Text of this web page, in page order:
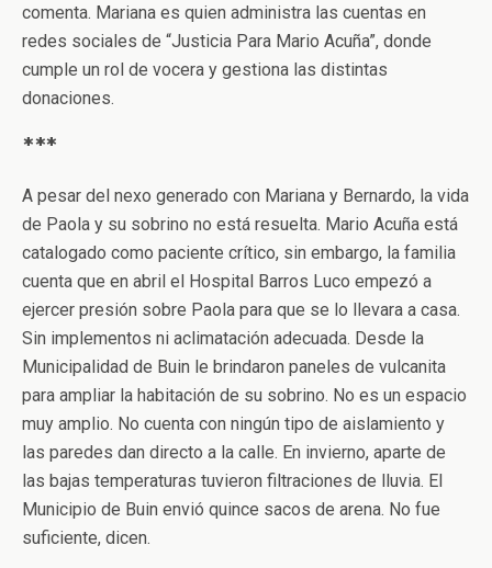
comenta. Mariana es quien administra las cuentas en
redes sociales de “Justicia Para Mario Acuña”, donde
cumple un rol de vocera y gestiona las distintas
donaciones.
***
A pesar del nexo generado con Mariana y Bernardo, la vida
de Paola y su sobrino no está resuelta. Mario Acuña está
catalogado como paciente crítico, sin embargo, la familia
cuenta que en abril el Hospital Barros Luco empezó a
ejercer presión sobre Paola para que se lo llevara a casa.
Sin implementos ni aclimatación adecuada. Desde la
Municipalidad de Buin le brindaron paneles de vulcanita
para ampliar la habitación de su sobrino. No es un espacio
muy amplio. No cuenta con ningún tipo de aislamiento y
las paredes dan directo a la calle. En invierno, aparte de
las bajas temperaturas tuvieron filtraciones de lluvia. El
Municipio de Buin envió quince sacos de arena. No fue
suficiente, dicen.